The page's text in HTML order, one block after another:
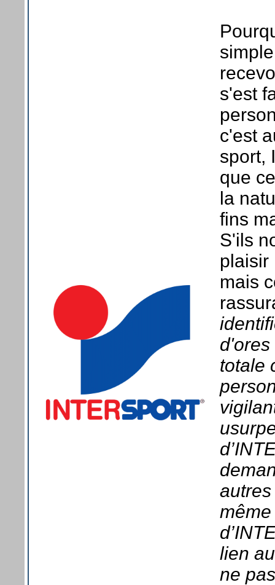
s'est
c'est
sport,
que
la
fins
S'ils
plaisir
mais
d'ores
totale
lien
ne